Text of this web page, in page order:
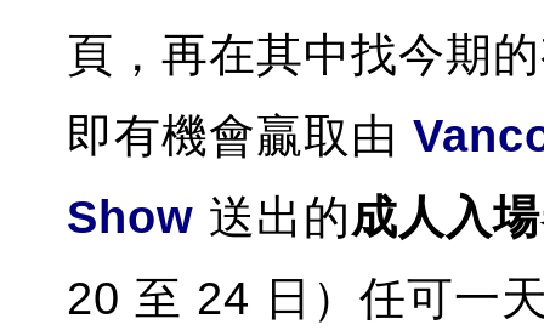
頁，再在其中找今期
即有機會贏取由
Show 送出的成人入
20 至 24 日）任可一